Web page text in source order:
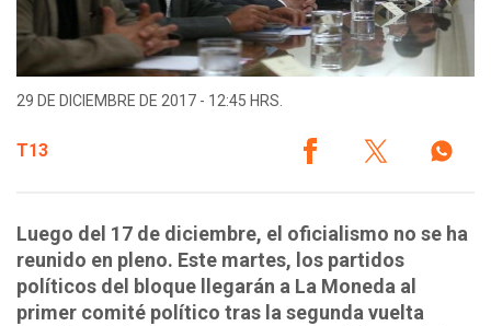
29 DE DICIEMBRE DE 2017 - 12:45 HRS.
T13
Luego del 17 de diciembre, el oficialismo no se ha
reunido en pleno. Este martes, los partidos
políticos del bloque llegarán a La Moneda al
primer comité político tras la segunda vuelta